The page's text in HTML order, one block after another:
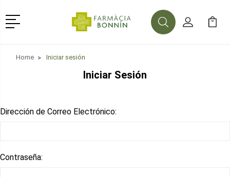
Menú
BuscarMi Cuenta
Mi
Home Iniciar sesión
Iniciar Sesión
Dirección de Correo Electrónico:
Contraseña: